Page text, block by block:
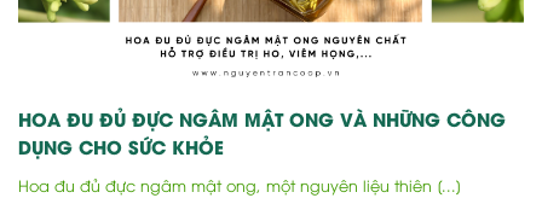
HOA ĐU ĐỦ ĐỰC NGÂM MẬT ONG VÀ NHỮNG CÔNG
DỤNG CHO SỨC KHỎE
Hoa đu đủ đực ngâm mật ong, một nguyên liệu thiên [...]